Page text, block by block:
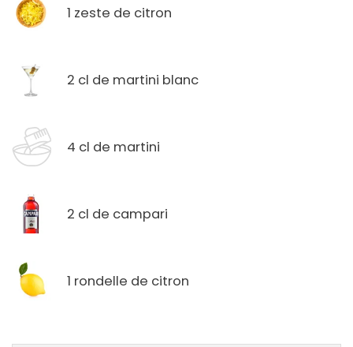
1 zeste de citron
2 cl de martini blanc
4 cl de martini
2 cl de campari
1 rondelle de citron